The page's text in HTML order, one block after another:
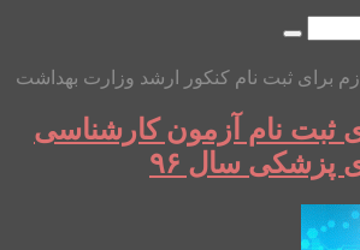
برای ثبت نام کنکور ارشد وزارت بهداشت
ثبت نام آزمون کارشناسی
پزشکی سال ۹۶